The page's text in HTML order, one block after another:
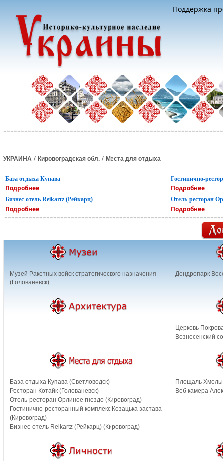
Поддержка
УКРАИНА / Кировоградская обл. / Места для отдыха
База отдыха Купава
Подробнее
Бизнес-отель Reikartz (Рейкарц)
Подробнее
Гостинично-
Подробнее
Отель-ресторан
Подробнее
Музей Ракетных войск стратегического назначения
(Голованевск)
Дендропарк
Церковь
Вознесенский
База отдыха Купава (Светловодск)
Ресторан Котайк (Голованевск)
Отель-ресторан Орлиное гнездо (Кировоград)
Гостинично-ресторанный комплекс Козацька застава
(Кировоград)
Бизнес-отель Reikartz (Рейкарц) (Кировоград)
Площаль
Веб камера